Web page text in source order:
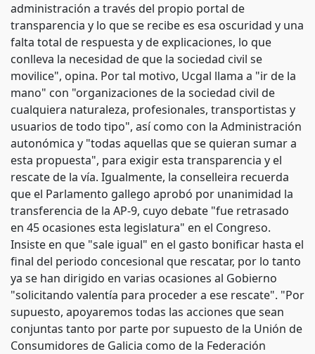
administración a través del propio portal de
transparencia y lo que se recibe es esa oscuridad y una
falta total de respuesta y de explicaciones, lo que
conlleva la necesidad de que la sociedad civil se
movilice", opina. Por tal motivo, Ucgal llama a "ir de la
mano" con "organizaciones de la sociedad civil de
cualquiera naturaleza, profesionales, transportistas y
usuarios de todo tipo", así como con la Administración
autonómica y "todas aquellas que se quieran sumar a
esta propuesta", para exigir esta transparencia y el
rescate de la vía. Igualmente, la conselleira recuerda
que el Parlamento gallego aprobó por unanimidad la
transferencia de la AP-9, cuyo debate "fue retrasado
en 45 ocasiones esta legislatura" en el Congreso.
Insiste en que "sale igual" en el gasto bonificar hasta el
final del periodo concesional que rescatar, por lo tanto
ya se han dirigido en varias ocasiones al Gobierno
"solicitando valentía para proceder a ese rescate". "Por
supuesto, apoyaremos todas las acciones que sean
conjuntas tanto por parte por supuesto de la Unión de
Consumidores de Galicia como de la Federación